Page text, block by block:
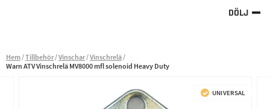
DÖLJ
Hem Tillbehör Vinschar Vinschrelä
Warn ATV Vinschrelä MV8000 mfl solenoid Heavy Duty
UNIVERSAL